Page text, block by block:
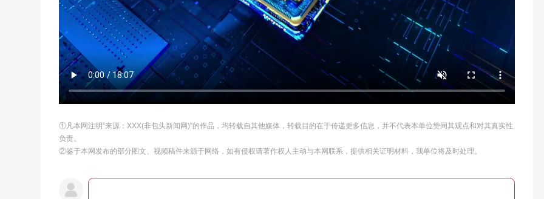
①凡本网注明“来源：XXX(非包头新闻网)”的作品，均转载自其他媒体，转载目的在于传递更多信息，并不代表本单位赞同其观点和对其真实性
负责。
②鉴于本网发布的部分图文、视频稿件来源于网络，如有侵权请著作权人主动与本网联系，提供相关证明材料，我单位将及时处理。